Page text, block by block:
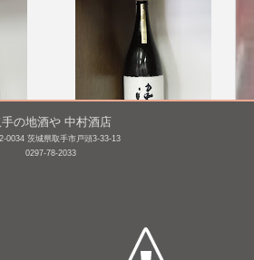
津島屋 純米大吟醸 窮め
の地酒や 中村酒店
0034 茨城県取手市戸頭3-33-13
0297-78-2033